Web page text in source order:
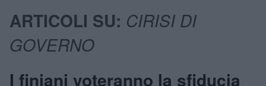
ARTICOLI SU: CIRISI DI
GOVERNO
I finiani voteranno la sfiducia